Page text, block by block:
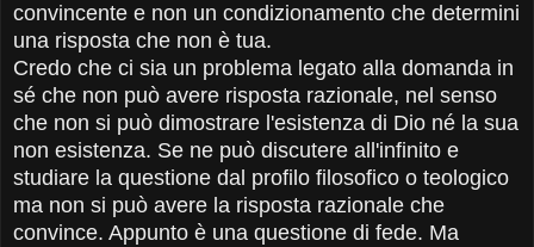
convincente e non un condizionamento che determini
una risposta che non è tua.
Credo che ci sia un problema legato alla domanda in
sé che non può avere risposta razionale, nel senso
che non si può dimostrare l'esistenza di Dio né la sua
non esistenza. Se ne può discutere all'infinito e
studiare la questione dal profilo filosofico o teologico
ma non si può avere la risposta razionale che
convince. Appunto è una questione di fede. Ma